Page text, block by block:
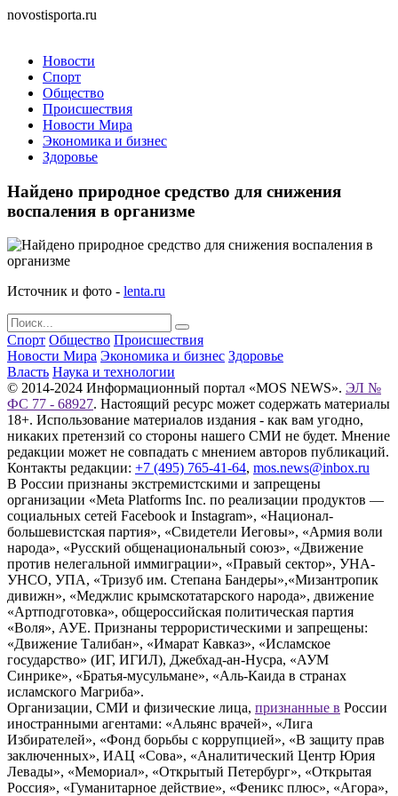
novostisporta.ru
Новости
Спорт
Общество
Происшествия
Новости Мира
Экономика и бизнес
Здоровье
Найдено природное средство для снижения
воспаления в организме
Источник и фото - lenta.ru
Спорт Общество Происшествия
Новости Мира Экономика и бизнес Здоровье
Власть Наука и технологии
© 2014-2024 Информационный портал «MOS NEWS». ЭЛ №
ФС 77 - 68927. Настоящий ресурс может содержать материалы
18+. Использование материалов издания - как вам угодно,
никаких претензий со стороны нашего СМИ не будет. Мнение
редакции может не совпадать с мнением авторов публикаций.
Контакты редакции: +7 (495) 765-41-64, mos.news@inbox.ru
В России признаны экстремистскими и запрещены
организации «Meta Platforms Inc. по реализации продуктов —
социальных сетей Facebook и Instagram», «Национал-
большевистская партия», «Свидетели Иеговы», «Армия воли
народа», «Русский общенациональный союз», «Движение
против нелегальной иммиграции», «Правый сектор», УНА-
УНСО, УПА, «Тризуб им. Степана Бандеры»,«Мизантропик
дивижн», «Меджлис крымскотатарского народа», движение
«Артподготовка», общероссийская политическая партия
«Воля», АУЕ. Признаны террористическими и запрещены:
«Движение Талибан», «Имарат Кавказ», «Исламское
государство» (ИГ, ИГИЛ), Джебхад-ан-Нусра, «АУМ
Синрике», «Братья-мусульмане», «Аль-Каида в странах
исламского Магриба».
Организации, СМИ и физические лица, признанные в России
иностранными агентами: «Альянс врачей», «Лига
Избирателей», «Фонд борьбы с коррупцией», «В защиту прав
заключенных», ИАЦ «Сова», «Аналитический Центр Юрия
Левады», «Мемориал», «Открытый Петербург», «Открытая
Россия», «Гуманитарное действие», «Феникс плюс», «Агора»,